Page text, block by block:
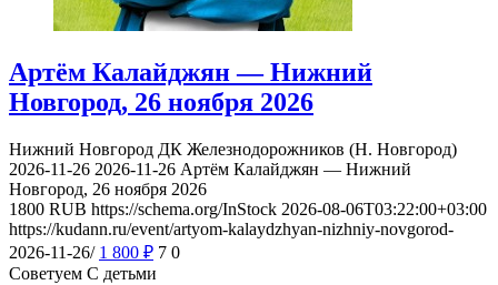
Артём Калайджян — Нижний
Новгород, 26 ноября 2026
Нижний Новгород ДК Железнодорожников (Н. Новгород)
2026-11-26 2026-11-26 Артём Калайджян — Нижний
Новгород, 26 ноября 2026
1800 RUB https://schema.org/InStock 2026-08-06T03:22:00+03:00
https://kudann.ru/event/artyom-kalaydzhyan-nizhniy-novgorod-
2026-11-26/ 1 800 ₽ 7 0
Советуем С детьми